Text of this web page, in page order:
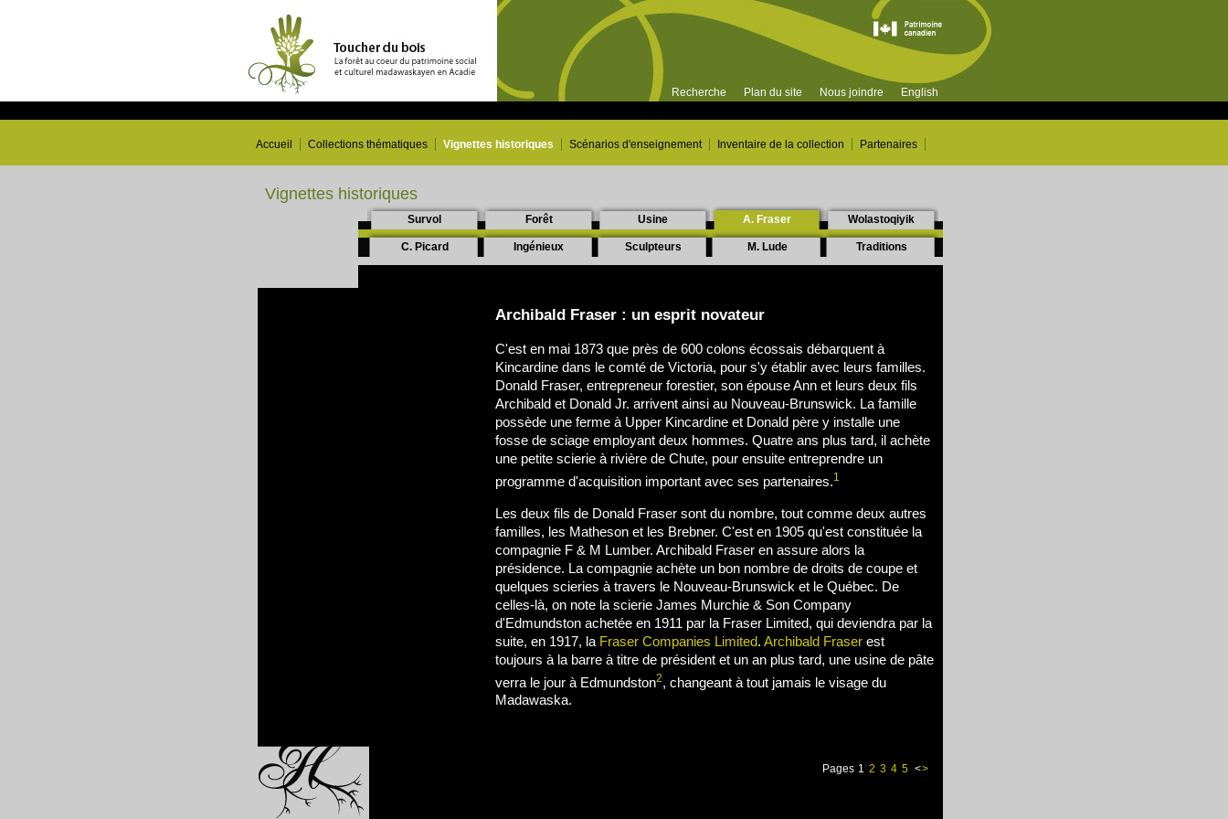
Recherche Plan du site Nous joindre English
Accueil Collections thématiques Vignettes historiques Scénarios d'enseignement Inventaire de la collection Partenaires
Vignettes historiques
Survol Forêt Usine A. Fraser Wolastoqiyik
C. Picard Ingénieux Sculpteurs M. Lude Traditions
Archibald Fraser : un esprit novateur
C'est en mai 1873 que près de 600 colons écossais débarquent à
Kincardine dans le comté de Victoria, pour s'y établir avec leurs familles.
Donald Fraser, entrepreneur forestier, son épouse Ann et leurs deux fils
Archibald et Donald Jr. arrivent ainsi au Nouveau-Brunswick. La famille
possède une ferme à Upper Kincardine et Donald père y installe une
fosse de sciage employant deux hommes. Quatre ans plus tard, il achète
une petite scierie à rivière de Chute, pour ensuite entreprendre un
programme d'acquisition important avec ses partenaires.1
Les deux fils de Donald Fraser sont du nombre, tout comme deux autres
familles, les Matheson et les Brebner. C'est en 1905 qu'est constituée la
compagnie F & M Lumber. Archibald Fraser en assure alors la
présidence. La compagnie achète un bon nombre de droits de coupe et
quelques scieries à travers le Nouveau-Brunswick et le Québec. De
celles-là, on note la scierie James Murchie & Son Company
d'Edmundston achetée en 1911 par la Fraser Limited, qui deviendra par la
suite, en 1917, la Fraser Companies Limited. Archibald Fraser est
toujours à la barre à titre de président et un an plus tard, une usine de pâte
verra le jour à Edmundston2, changeant à tout jamais le visage du
Madawaska.
Pages 1 2 3 4 5 <>